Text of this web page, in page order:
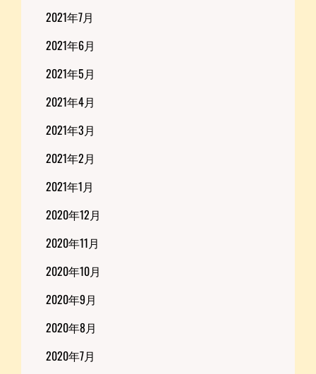
2021年7月
2021年6月
2021年5月
2021年4月
2021年3月
2021年2月
2021年1月
2020年12月
2020年11月
2020年10月
2020年9月
2020年8月
2020年7月